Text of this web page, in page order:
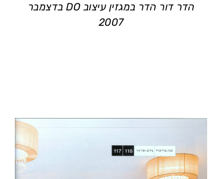
הדר דור הדר במגזין עיצוב DO בדצמבר
2007